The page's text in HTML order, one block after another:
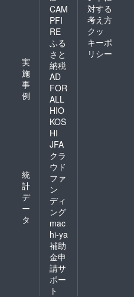
実
施
事
例
統
計
デ
ー
タ
CAM
PFI
RE
ふる
さと
納税
AD
FOR
ALL
HIO
KOS
HI
JFA
クラ
ウド
ファ
ン
ディ
ング
mac
hi-ya
補助
金申
請サ
ポー
ト
対する
考え方
クッ
キーポ
リシー